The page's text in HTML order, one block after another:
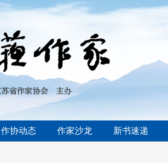
作协动态 作家沙龙 新书速递